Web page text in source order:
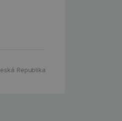
Republika